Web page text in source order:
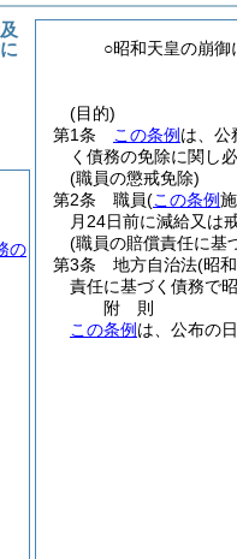
○昭和天皇の崩御
(目的)
第1条
この条例 は、公
く債務の免除に関し
(職員の懲戒免除)
第2条
職員(この条例
月24日前に減給又は
(職員の賠償責任に基
第3条
地方自治法(昭
責任に基づく債務で
附 則
この条例 は、公布の
の